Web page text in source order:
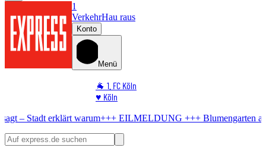
1
VerkehrHau raus
Konto
Menü
🐐 1. FC Köln
♥️ Köln
🏆 Sport
warum+++ EILMELDUNG +++Blumengarten auf der Venloer